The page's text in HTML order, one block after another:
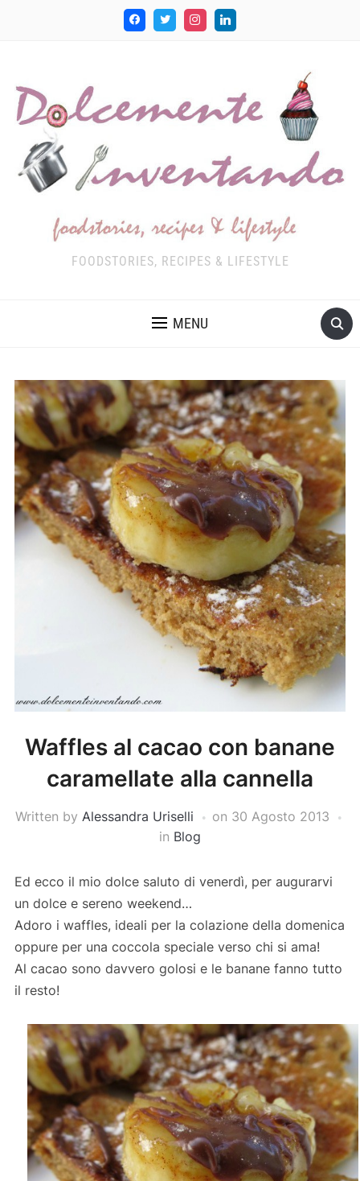
FOODSTORIES, RECIPES & LIFESTYLE
MENU
Waffles al cacao con banane
caramellate alla cannella
Written by Alessandra Uriselli on 30 Agosto 2013
in Blog
Ed ecco il mio dolce saluto di venerdì, per augurarvi
un dolce e sereno weekend…
Adoro i waffles, ideali per la colazione della domenica
oppure per una coccola speciale verso chi si ama!
Al cacao sono davvero golosi e le banane fanno tutto
il resto!